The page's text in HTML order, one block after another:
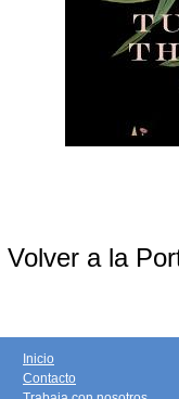
Volver a la
Inicio
Contacto